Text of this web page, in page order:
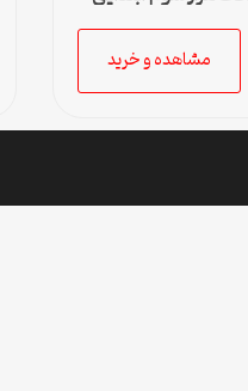
مشاهده و خرید